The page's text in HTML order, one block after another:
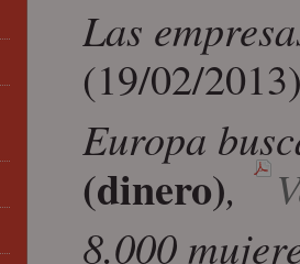
Las
(19/02/
Europa
(dinero),
8.000